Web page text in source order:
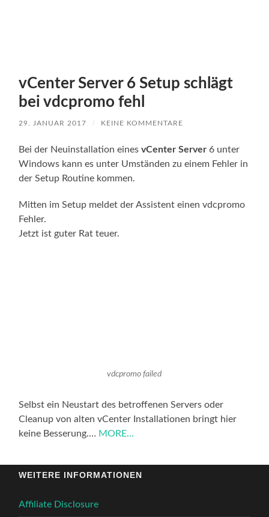
vCenter Server 6 Setup schlägt
bei vdcpromo fehl
29. JANUAR 2017 / KEINE KOMMENTARE
Bei der Neuinstallation einesvCenter Server 6 unter
Windows kann es unter Umständen zu einem Fehler in
der Setup Routine kommen.
Mitten im Setup meldet der Assistent einen vdcpromo
Fehler.
Jetzt ist guter Rat teuer.
vdcpromo failed
Selbst ein Neustart des betroffenen Servers oder
Cleanup von alten vCenter Installationen bringt hier
keine Besserung.… MORE...
WEITERE INFORMATIONEN
Affiliate Disclosure